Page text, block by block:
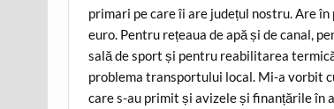
primari pe care îi are județul nostru. Are
euro. Pentru rețeaua de apă și de canal,
sală de sport și pentru reabilitarea
problema transportului local. Mi-a vorbit
care s-au primit și avizele și finanțările în